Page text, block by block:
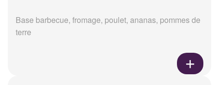
Base barbecue, fromage, poulet, ananas, pommes de
terre